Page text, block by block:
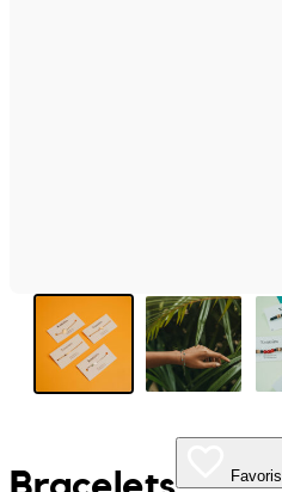
Favoris
Planty Mauritius
Saskia